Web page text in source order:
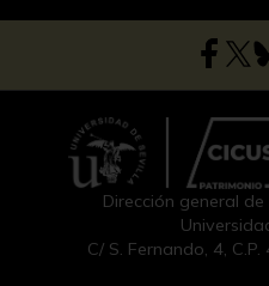
Dirección general
C/ S. Fernando, 4,